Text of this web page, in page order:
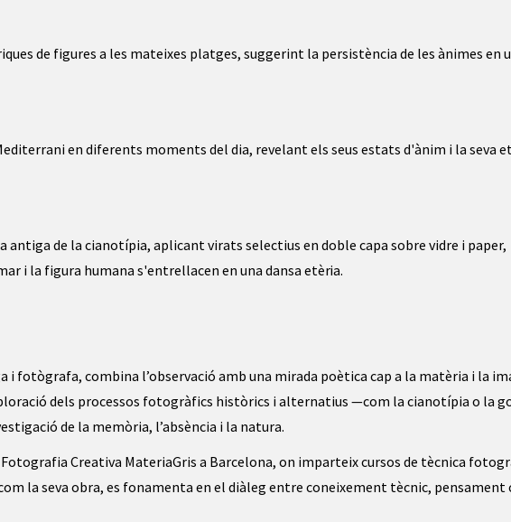
de figures a les mateixes platges, suggerint la persistència de les ànimes en
en diferents moments del dia, revelant els seus estats d'ànim i la seva
antiga de la cianotípia, aplicant virats selectius en doble capa sobre vidre i paper,
i la figura humana s'entrellacen en una dansa etèria.
i fotògrafa, combina l’observació amb una mirada poètica cap a la matèria i la
dels processos fotogràfics històrics i alternatius —com la cianotípia o la
de la memòria, l’absència i la natura.
Fotografia Creativa MateriaGris a Barcelona, on imparteix cursos de tècnica
la seva obra, es fonamenta en el diàleg entre coneixement tècnic,